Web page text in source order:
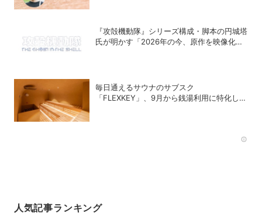
『攻殻機動隊』シリーズ構成・脚本の円城塔
氏が明かす「2026年の今、原作を映像化す
毎日通えるサウナのサブスク
「FLEXKEY」、9月から銭湯利用に特化した
人気記事ランキング